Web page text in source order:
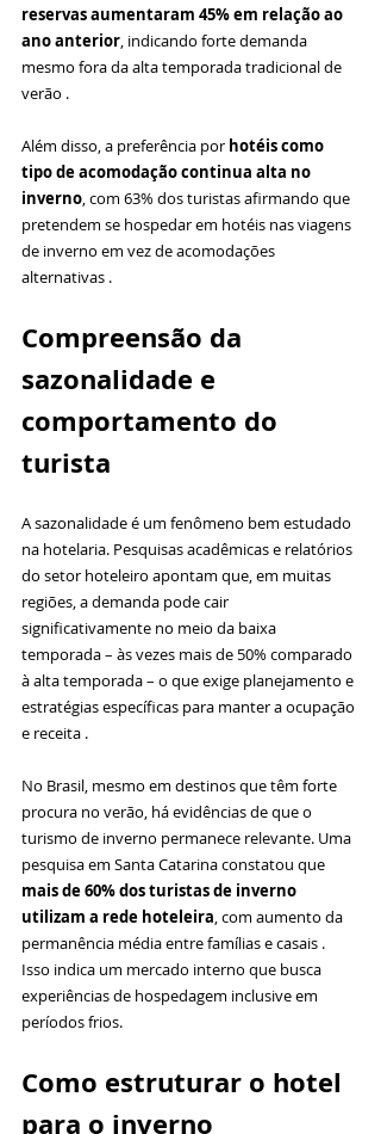
reservas aumentaram 45% em relação ao
ano anterior, indicando forte demanda
mesmo fora da alta temporada tradicional de
verão .
Além disso, a preferência por hotéis como
tipo de acomodação continua alta no
inverno, com 63% dos turistas afirmando que
pretendem se hospedar em hotéis nas viagens
de inverno em vez de acomodações
alternativas .
Compreensão da
sazonalidade e
comportamento do
turista
A sazonalidade é um fenômeno bem estudado
na hotelaria. Pesquisas acadêmicas e relatórios
do setor hoteleiro apontam que, em muitas
regiões, a demanda pode cair
significativamente no meio da baixa
temporada – às vezes mais de 50% comparado
à alta temporada – o que exige planejamento e
estratégias específicas para manter a ocupação
e receita .
No Brasil, mesmo em destinos que têm forte
procura no verão, há evidências de que o
turismo de inverno permanece relevante. Uma
pesquisa em Santa Catarina constatou que
mais de 60% dos turistas de inverno
utilizam a rede hoteleira, com aumento da
permanência média entre famílias e casais .
Isso indica um mercado interno que busca
experiências de hospedagem inclusive em
períodos frios.
Como estruturar o hotel
para o inverno